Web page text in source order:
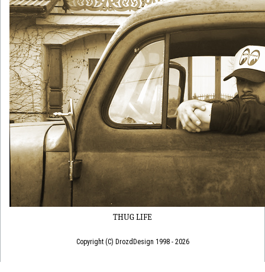
THUG LIFE
Copyright (C) DrozdDesign 1998 - 2026